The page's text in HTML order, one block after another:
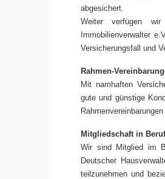
abgesichert.
Weiter verfügen wir
Immobilienverwalter
Versicherungsfall und
Rahmen-
Mit namhaften
gute und günstige
Mitgliedschaft in
Wir sind Mitglied im
Deutscher
teilzunehmen und